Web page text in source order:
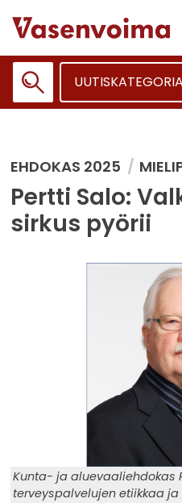
sisältöön
EHDOKAS 2025
Pertti Salo:
sirkus pyörii
Kunta- ja aluevaaliehdokas
terveyspalvelujen etiikkaa